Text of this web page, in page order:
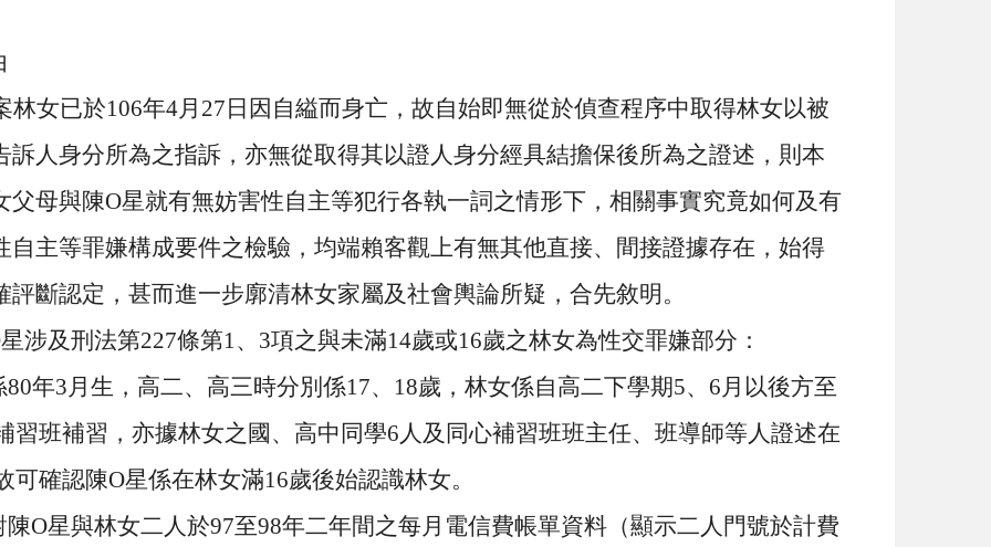
林女已於106年4月 27 日因自縊而身亡，故自始即無從於偵查程序中取得林女以被
訴人身分所為之指訴，亦無從取得其以證人身分經具結擔保後所為之證述，則本
父母與陳O星就有無妨害性自主等犯行各執一詞之情形下，相關事實究竟如何及有
自主等罪嫌構成要件之檢驗，均端賴客觀上有無其他直接、間接證據存在，始得
評斷認定，甚而進一步廓清林女家屬及社會輿論所疑，合先敘明。
星涉及刑法第227條第1 、 3項之與未滿14歲或16歲之林女為性交罪嫌部分：
80年3 月生，高二、高三時分別係17、 18歲，林女係自高二下學期5、 6 月以後方至
習班補習，亦據林女之國、高中同學6 人及同心補習班班主任、班導師等人證述在
可確認陳O星係在林女滿16歲後始認識林女。
陳O星與林女二人於97至98年二年間之每月電信費帳單資料（顯示二人門號於計費